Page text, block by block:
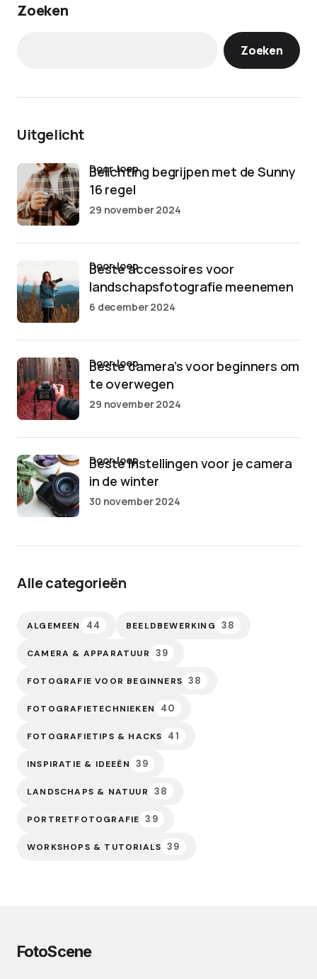
Zoeken
Zoeken
Uitgelicht
Belichting begrijpen met de Sunny
16 regel
door Joep
29 november 2024
Beste accessoires voor
landschapsfotografie meenemen
door Joep
6 december 2024
Beste camera’s voor beginners om
te overwegen
door Joep
29 november 2024
Beste instellingen voor je camera
in de winter
door Joep
30 november 2024
Alle categorieën
ALGEMEEN 44 BEELDBEWERKING 38
CAMERA & APPARATUUR 39
FOTOGRAFIE VOOR BEGINNERS 38
FOTOGRAFIETECHNIEKEN 40
FOTOGRAFIETIPS & HACKS 41
INSPIRATIE & IDEEËN 39
LANDSCHAPS & NATUUR 38
PORTRETFOTOGRAFIE 39
WORKSHOPS & TUTORIALS 39
FotoScene